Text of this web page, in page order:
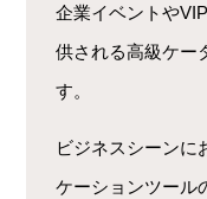
企業イベントや
供される高級ケー
す。
ビジネスシーンに
ケーションツール